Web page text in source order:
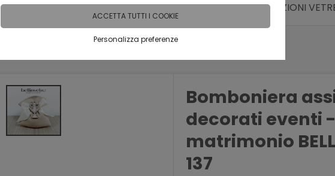
ACCETTA TUTTI I COOKIE
Personalizza preferenze
IDEE PERSONALIZZABILI RECENSIONI HORECA PRODUZIONI
Bomboniera
decorati eventi
matrimonio
137